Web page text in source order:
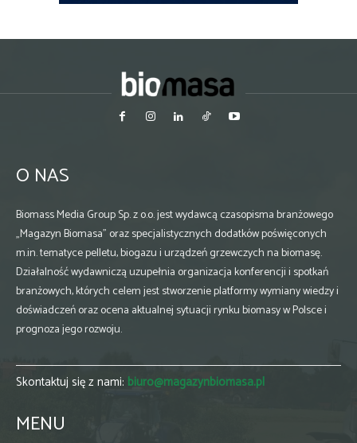
O NAS
Biomass Media Group Sp. z o.o. jest wydawcą czasopisma branżowego
„Magazyn Biomasa” oraz specjalistycznych dodatków poświęconych
m.in. tematyce pelletu, biogazu i urządzeń grzewczych na biomasę.
Działalność wydawniczą uzupełnia organizacja konferencji i spotkań
branżowych, których celem jest stworzenie platformy wymiany wiedzy i
doświadczeń oraz ocena aktualnej sytuacji rynku biomasy w Polsce i
prognoza jego rozwoju.
Skontaktuj się z nami: biuro@magazynbiomasa.pl
MENU